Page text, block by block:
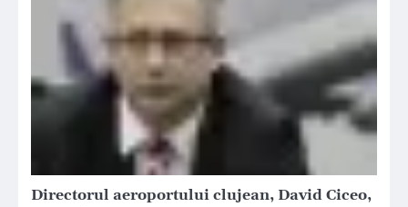
Directorul aeroportului clujean, David Ciceo,